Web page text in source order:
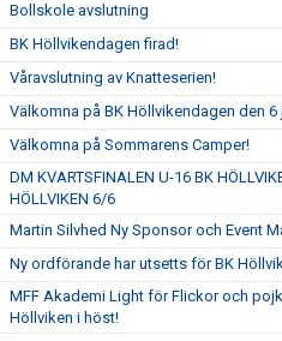
Bollskole avslutning
BK Höllvikendagen firad!
Våravslutning av Knatteserien!
Välkomna på BK Höllvikendagen den 6
Välkomna på Sommarens Camper!
DM KVARTSFINALEN U-16 BK
HÖLLVIKEN 6/6
Martin Silvhed Ny Sponsor och Event
Ny ordförande har utsetts för BK
MFF Akademi Light för Flickor och
Höllviken i höst!